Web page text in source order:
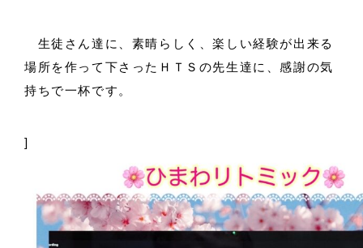
生徒さん達に、素晴らしく、楽しい経験が出来る
場所を作って下さったＨＴＳの先生達に、感謝の気
持ちで一杯です。
]